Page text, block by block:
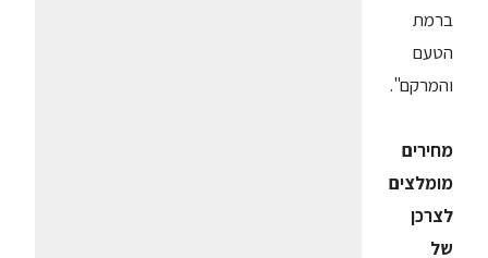
ברמת
הטעם
והמרקם".
מחירים
מומלצים
לצרכן
של